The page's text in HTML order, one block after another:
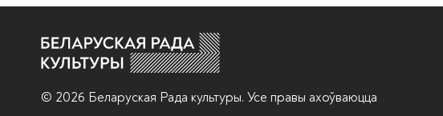
© 2026 Беларуская Рада культуры. Усе правы ахоўваюцца